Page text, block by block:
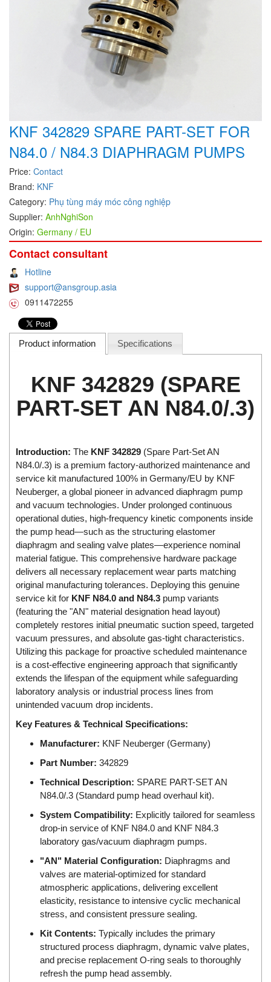
Datalogic Vietnam
Datexel
Debron VietNam
DEIF
Delmhorst VietNam
DELTA
Delta Ohm
Delta-mobrey
DEMA Engineering/ Foam- IT
DESAX
DET-TRONICS
Diakont
Dias Infrared
DINA Elektronik
Di-Soric
Di-Soric
Dixon Valve
Doctor Led Vietnam
DOLD - Autho ANS
Dold Vietnam
Dongdo Tech
Donghwa Valve
Dongkun
Dosing Pump
DR. NEUMANN Peltier-Technik
Driesen Kern
Dropsa Vietnam
Druck
DUCATI
Duclean
Dukin Besko
Dunkermotoren
Dwyer
Dynisco
E+E ELEKTRONIK
Earthtech
EBMPAPST
KNF 342829 SPARE PART-SET FOR
N84.0 / N84.3 DIAPHRAGM PUMPS
Price: Contact
Brand: KNF
Category: Phụ tùng máy móc công nghiệp
Supplier: AnhNghiSon
Origin: Germany / EU
Contact consultant
Hotline
support@ansgroup.asia
0911472255
Product information Specifications
KNF 342829 (SPARE
PART-SET AN N84.0/.3)
Introduction: The KNF 342829 (Spare Part-Set AN
N84.0/.3) is a premium factory-authorized maintenance and
service kit manufactured 100% in Germany/EU by KNF
Neuberger, a global pioneer in advanced diaphragm pump
and vacuum technologies. Under prolonged continuous
operational duties, high-frequency kinetic components inside
the pump head—such as the structuring elastomer
diaphragm and sealing valve plates—experience nominal
material fatigue. This comprehensive hardware package
delivers all necessary replacement wear parts matching
original manufacturing tolerances. Deploying this genuine
service kit for KNF N84.0 and N84.3 pump variants
(featuring the "AN" material designation head layout)
completely restores initial pneumatic suction speed, targeted
vacuum pressures, and absolute gas-tight characteristics.
Utilizing this package for proactive scheduled maintenance
is a cost-effective engineering approach that significantly
extends the lifespan of the equipment while safeguarding
laboratory analysis or industrial process lines from
unintended vacuum drop incidents.
Key Features & Technical Specifications:
Manufacturer: KNF Neuberger (Germany)
Part Number: 342829
Technical Description: SPARE PART-SET AN
N84.0/.3 (Standard pump head overhaul kit).
System Compatibility: Explicitly tailored for seamless
drop-in service of KNF N84.0 and KNF N84.3
laboratory gas/vacuum diaphragm pumps.
"AN" Material Configuration: Diaphragms and
valves are material-optimized for standard
atmospheric applications, delivering excellent
elasticity, resistance to intensive cyclic mechanical
stress, and consistent pressure sealing.
Kit Contents: Typically includes the primary
structured process diaphragm, dynamic valve plates,
and precise replacement O-ring seals to thoroughly
refresh the pump head assembly.